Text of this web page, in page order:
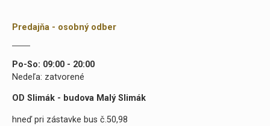
Predajňa - osobný odber
Po-So: 09:00 - 20:00
Nedeľa: zatvorené
OD Slimák - budova Malý Slimák
hneď pri zástavke bus č.50,98